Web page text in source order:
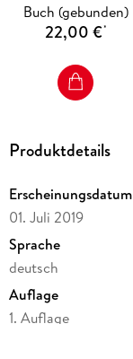
und zum Streamen,
Bd. 21)
Buch (gebunden)
22,00 €*
Produktdetails
Erscheinungsdatum
01. Juli 2019
Sprache
deutsch
Auflage
1. Auflage